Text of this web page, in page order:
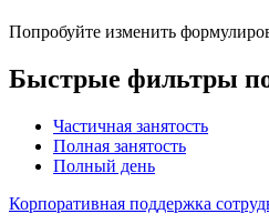
Попробуйте изменить
Быстрые фильтры
Частичная занятость
Полная занятость
Полный день
Корпоративная поддержка